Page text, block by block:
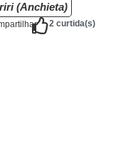
(Anchieta)
2 curtida(s)